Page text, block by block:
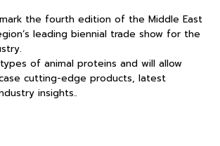
the fourth edition of the Middle East
leading biennial trade show for the
of animal proteins and will allow
cutting-edge products, latest
insights..